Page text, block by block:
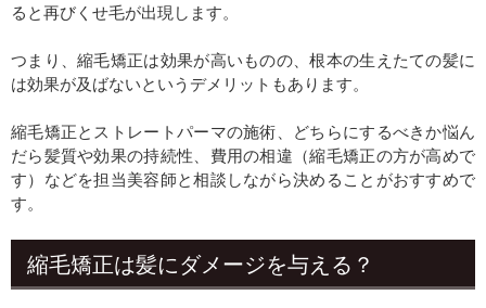
ると再びくせ毛が出現します。
つまり、縮毛矯正は効果が高いものの、根本の生えたての髪に
は効果が及ばないというデメリットもあります。
縮毛矯正とストレートパーマの施術、どちらにするべきか悩ん
だら髪質や効果の持続性、費用の相違（縮毛矯正の方が高めで
す）などを担当美容師と相談しながら決めることがおすすめで
す。
縮毛矯正は髪にダメージを与える？